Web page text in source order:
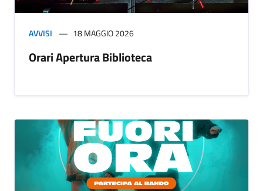
AVVISI 18 MAGGIO 2026
Orari Apertura Biblioteca